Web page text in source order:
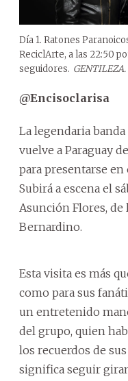
Día 1. Ratones
ReciclArte, a las 22:50
seguidores. GENTILEZA.
@Encisoclarisa
La legendaria
vuelve a Paraguay
para presentarse en
Subirá a escena el
Asunción Flores, de
Bernardino.
Esta visita es más
como para sus
un entretenido
del grupo, quien
los recuerdos de
significa seguir